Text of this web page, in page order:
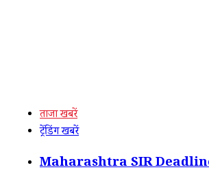
ताजा खबरें
ट्रेंडिंग खबरें
Maharashtra SIR